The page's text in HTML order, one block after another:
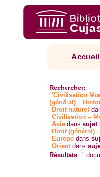
Accueil
Rechercher:
'Civilisation
(général) –
Droit naturel
Civilisation –
Asie danssujet
Droit (général)
Europe dans
Orientdans
Résultats 1